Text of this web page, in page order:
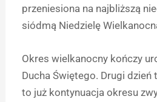
przeniesiona na najbliższą
siódmą Niedzielę
Okres wielkanocny kończy
Ducha Świętego. Drugi dzień
to już kontynuacja okresu